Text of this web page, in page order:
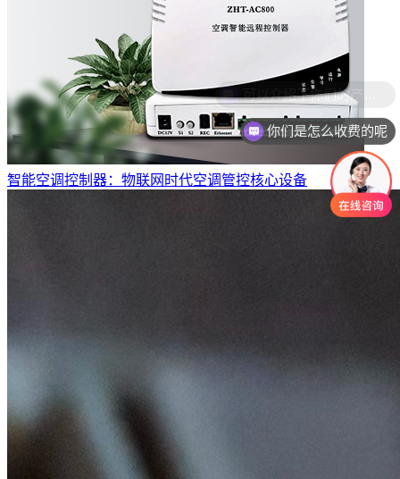
智能空调控制器：物联网时代空调管控核心设备
你们是怎么收费的呢